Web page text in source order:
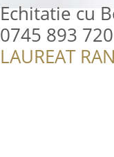
Echitatie cu
0745 893 720
LAUREAT